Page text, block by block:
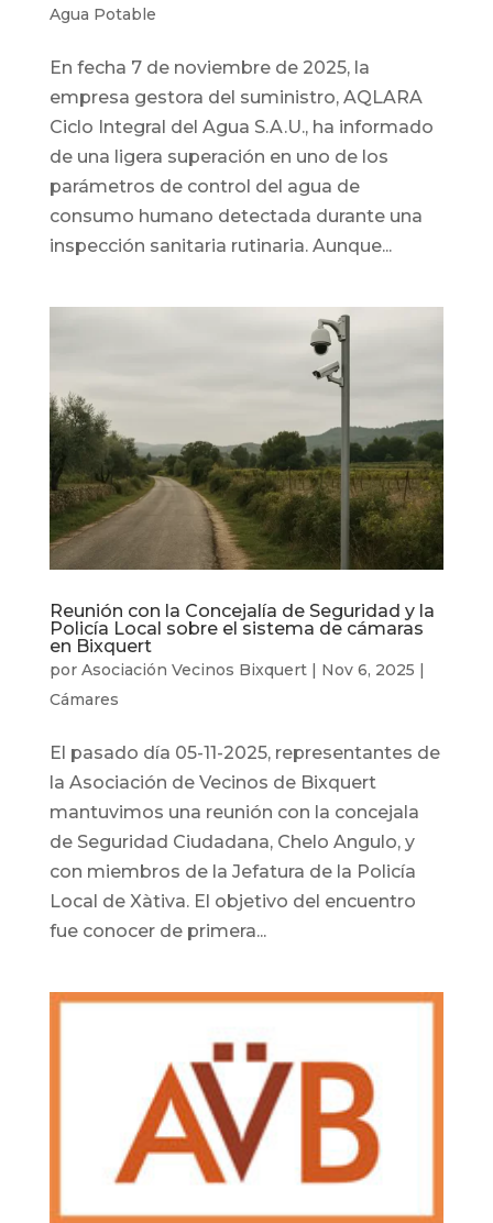
Agua Potable
En fecha 7 de noviembre de 2025, la
empresa gestora del suministro, AQLARA
Ciclo Integral del Agua S.A.U., ha informado
de una ligera superación en uno de los
parámetros de control del agua de
consumo humano detectada durante una
inspección sanitaria rutinaria. Aunque...
Reunión con la Concejalía de Seguridad y la
Policía Local sobre el sistema de cámaras
en Bixquert
por Asociación Vecinos Bixquert| Nov 6, 2025 |
Cámares
El pasado día 05-11-2025, representantes de
la Asociación de Vecinos de Bixquert
mantuvimos una reunión con la concejala
de Seguridad Ciudadana, Chelo Angulo, y
con miembros de la Jefatura de la Policía
Local de Xàtiva. El objetivo del encuentro
fue conocer de primera...